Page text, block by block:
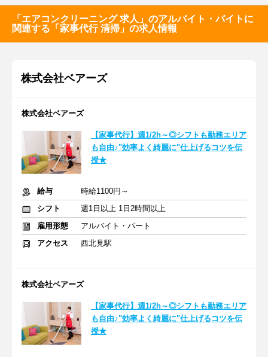
「エアコンクリーニング 求人」のアルバイト・バイトに
関連する「家事代行 清掃」の求人情報
株式会社ベアーズ
株式会社ベアーズ
【家事代行】週1/2h～◎シフトも勤務エリア
も自由♪"効率よく綺麗に"仕上げるコツを伝
授★
給与
時給1100円～
シフト
週1日以上 1日2時間以上
雇用形態
アルバイト・パート
アクセス
西北見駅
株式会社ベアーズ
【家事代行】週1/2h～◎シフトも勤務エリア
も自由♪"効率よく綺麗に"仕上げるコツを伝
授★